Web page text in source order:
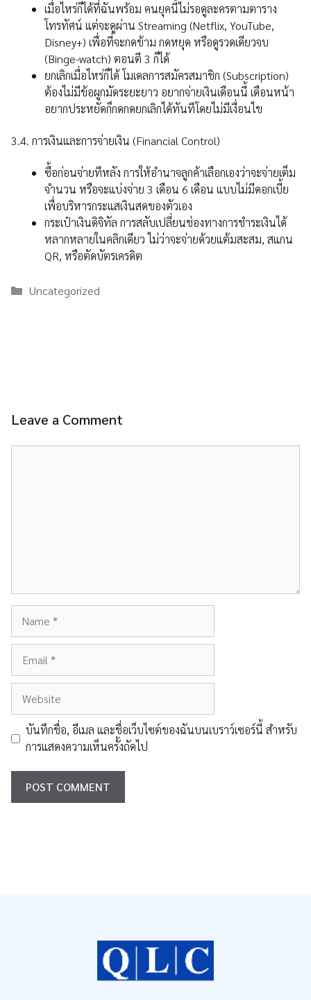
เมื่อไหร่ก็ได้ที่ฉันพร้อม คนยุคนี้ไม่รอดูละครตามตาราง
โทรทัศน์ แต่จะดูผ่าน Streaming (Netflix, YouTube,
Disney+) เพื่อที่จะกดข้าม กดหยุด หรือดูรวดเดียวจบ
(Binge-watch) ตอนตี 3 ก็ได้
ยกเลิกเมื่อไหร่ก็ได้ โมเดลการสมัครสมาชิก (Subscription)
ต้องไม่มีข้อผูกมัดระยะยาว อยากจ่ายเงินเดือนนี้ เดือนหน้า
อยากประหยัดก็กดกดยกเลิกได้ทันทีโดยไม่มีเงื่อนไข
3.4. การเงินและการจ่ายเงิน (Financial Control)
ซื้อก่อนจ่ายทีหลัง การให้อำนาจลูกค้าเลือกเองว่าจะจ่ายเต็ม
จำนวน หรือจะแบ่งจ่าย 3 เดือน 6 เดือน แบบไม่มีดอกเบี้ย
เพื่อบริหารกระแสเงินสดของตัวเอง
กระเป๋าเงินดิจิทัล การสลับเปลี่ยนช่องทางการชำระเงินได้
หลากหลายในคลิกเดียว ไม่ว่าจะจ่ายด้วยแต้มสะสม, สแกน
QR, หรือตัดบัตรเครดิต
Categories
Uncategorized
Leave a Comment
บันทึกชื่อ, อีเมล และชื่อเว็บไซต์ของฉันบนเบราว์เซอร์นี้ สำหรับ
การแสดงความเห็นครั้งถัดไป